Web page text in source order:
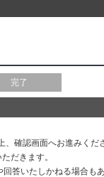
完了
確認画面へお進みくだ
だきます。
答いたしかねる場合も